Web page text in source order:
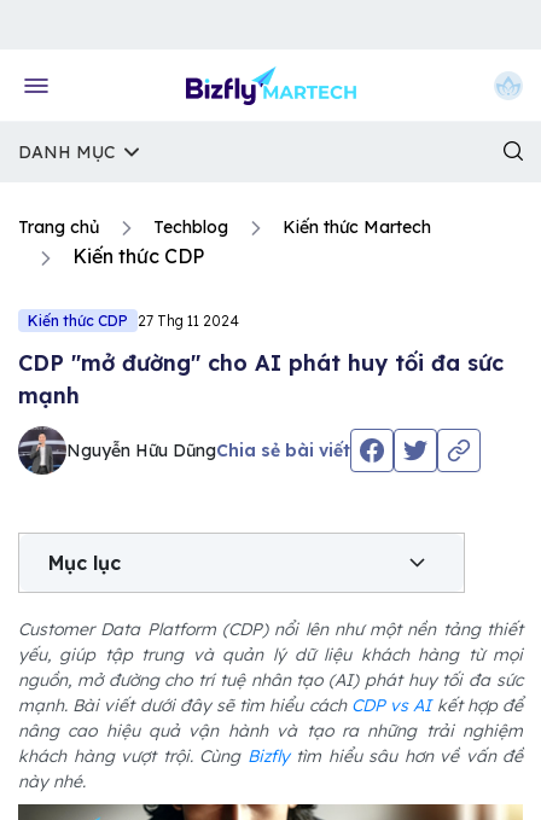
DANH MỤC
Trang chủ Techblog Kiến thức Martech
Kiến thức CDP
Kiến thức CDP 27 Thg 11 2024
CDP ''mở đường'' cho AI phát huy tối đa sức
mạnh
Nguyễn Hữu DũngChia sẻ bài viết
Mục lục
Customer Data Platform (CDP) nổi lên như một nền tảng thiết
yếu, giúp tập trung và quản lý dữ liệu khách hàng từ mọi
nguồn, mở đường cho trí tuệ nhân tạo (AI) phát huy tối đa sức
mạnh. Bài viết dưới đây sẽ tìm hiểu cách CDP vs AIkết hợp để
nâng cao hiệu quả vận hành và tạo ra những trải nghiệm
khách hàng vượt trội. Cùng Bizflytìm hiểu sâu hơn về vấn đề
này nhé.